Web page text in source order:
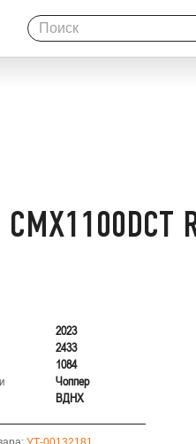
CMX1100DCT
2023
2433
1084
Чоппер
ВДНХ